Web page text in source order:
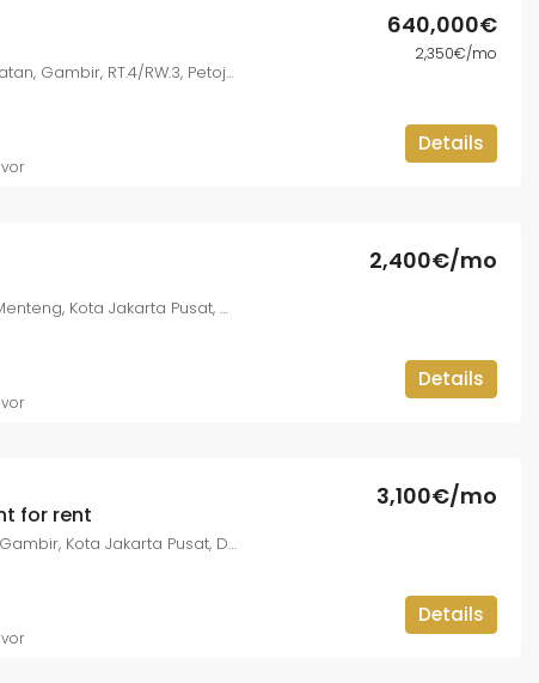
640,000€
2,350€/mo
Jl. Abdul Muis No. 70, Petojo Selatan, Gambir, RT.4/RW.3, Petojo Sel., Gambir, Kota Jakarta Pusat, DKI Jakarta 10160, Indonesia
Details
2,400€/mo
Jl. Kebon Sirih Barat I, Kb. Sirih, Menteng, Kota Jakarta Pusat, DKI Jakarta 10340, Indonesia
Details
for rent
3,100€/mo
Jl. Abdul Muis No.14, Petojo Sel., Gambir, Kota Jakarta Pusat, DKI Jakarta 10160, Indonesia
Details